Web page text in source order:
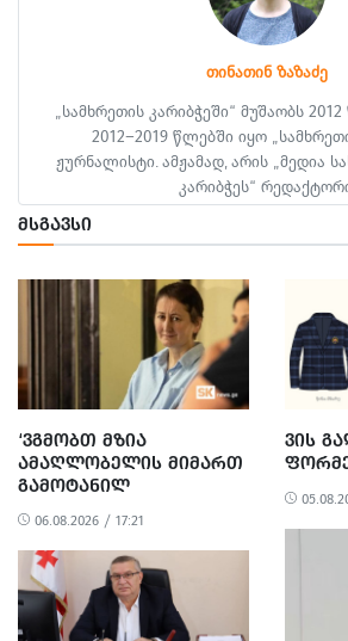
თინათინ ზაზაძე
„სამხრეთის კარიბჭეში“ მუშაობს
2012–2019 წლებში იყო
ჟურნალისტი. ამჟამად, არის „მედია
კარიბჭეს“
ᲛᲡᲒᲐᲕᲡᲘ
‘ᲕᲒᲛᲝᲑᲗ ᲛᲖᲘᲐ
ᲐᲛᲐᲦᲚᲝᲑᲔᲚᲘᲡ ᲛᲘᲛᲐᲠᲗ
ᲒᲐᲛᲝᲢᲐᲜᲘᲚ
ᲐᲠᲐᲞᲠᲝᲞᲝᲠᲪᲘᲣᲚ ᲓᲐ
ᲞᲝᲚᲘᲢᲘᲖᲔᲑᲣᲚ
ᲒᲐᲜᲐᲩᲔᲜᲡ’ -
ᲔᲕᲠᲝᲙᲐᲕᲨᲘᲠᲘᲡ ᲡᲐᲔᲚᲩᲝ
06.08.2026 / 17:21
ᲕᲘᲡ